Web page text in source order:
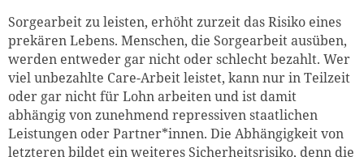
Sorgearbeit zu leisten, erhöht zurzeit das Risiko eines
prekären Lebens. Menschen, die Sorgearbeit ausüben,
werden entweder gar nicht oder schlecht bezahlt. Wer
viel unbezahlte Care-Arbeit leistet, kann nur in Teilzeit
oder gar nicht für Lohn arbeiten und ist damit
abhängig von zunehmend repressiven staatlichen
Leistungen oder Partner*innen. Die Abhängigkeit von
letzteren bildet ein weiteres Sicherheitsrisiko, denn die